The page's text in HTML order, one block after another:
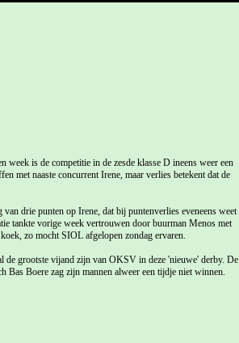
is de competitie in de zesde klasse D ineens weer een
met naaste concurrent Irene, maar verlies betekent dat de
drie punten op Irene, dat bij puntenverlies eveneens weet
tankte vorige week vertrouwen door buurman Menos met
zo mocht SIOL afgelopen zondag ervaren.
grootste vijand zijn van OKSV in deze 'nieuwe' derby. De
Bas Boere zag zijn mannen alweer een tijdje niet winnen.